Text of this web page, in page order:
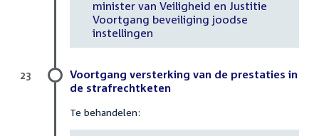
minister van Veiligheid en Justitie
Voortgang beveiliging joodse
instellingen
Voortgang versterking van de prestaties in
de strafrechtketen
Te behandelen:
23